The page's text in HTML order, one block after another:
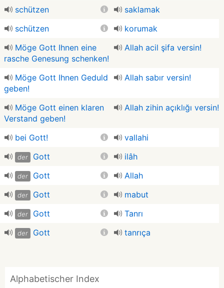
schützen
saklamak
schützen
korumak
Möge Gott Ihnen eine
rasche Genesung schenken!
Allah acil şifa versin!
Möge Gott Ihnen Geduld
geben!
Allah sabır versin!
Möge Gott einen klaren
Verstand geben!
Allah zihin açıklığı versin!
bei Gott! vallahi
der Gott ilâh
der Gott Allah
der Gott mabut
der Gott Tanrı
der Gott tanrıça
Alphabetischer Index